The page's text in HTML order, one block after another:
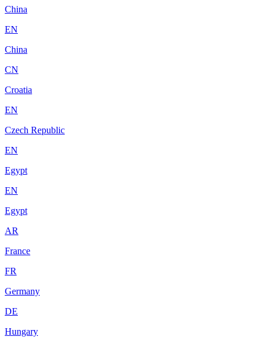
China
EN
China
CN
Croatia
EN
Czech Republic
EN
Egypt
EN
Egypt
AR
France
FR
Germany
DE
Hungary